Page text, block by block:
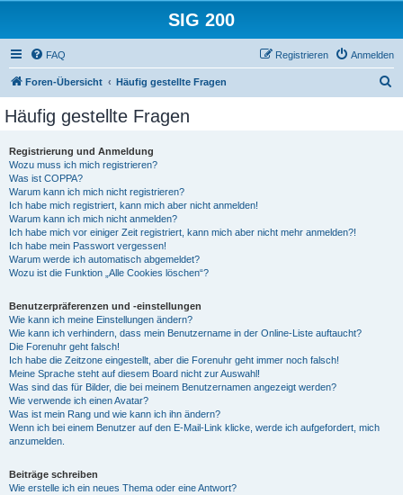
SIG 200
FAQ Anmelden
Registrieren
Foren-Übersicht Häufig gestellte Fragen
Häufig gestellte Fragen
Registrierung und Anmeldung
Wozu muss ich mich registrieren?
Was ist COPPA?
Warum kann ich mich nicht registrieren?
Ich habe mich registriert, kann mich aber nicht anmelden!
Warum kann ich mich nicht anmelden?
Ich habe mich vor einiger Zeit registriert, kann mich aber nicht mehr anmelden?!
Ich habe mein Passwort vergessen!
Warum werde ich automatisch abgemeldet?
Wozu ist die Funktion „Alle Cookies löschen“?
Benutzerpräferenzen und -einstellungen
Wie kann ich meine Einstellungen ändern?
Wie kann ich verhindern, dass mein Benutzername in der Online-Liste auftaucht?
Die Forenuhr geht falsch!
Ich habe die Zeitzone eingestellt, aber die Forenuhr geht immer noch falsch!
Meine Sprache steht auf diesem Board nicht zur Auswahl!
Was sind das für Bilder, die bei meinem Benutzernamen angezeigt werden?
Wie verwende ich einen Avatar?
Was ist mein Rang und wie kann ich ihn ändern?
Wenn ich bei einem Benutzer auf den E-Mail-Link klicke, werde ich aufgefordert, mich
anzumelden.
Beiträge schreiben
Wie erstelle ich ein neues Thema oder eine Antwort?